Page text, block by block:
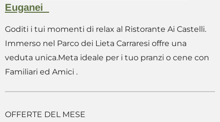
Euganei
Goditi i tui momenti di relax al Ristorante Ai Castelli.
Immerso nel Parco dei Lieta Carraresi offre una
veduta unica.Meta ideale per i tuo pranzi o cene con
Familiari ed Amici .
OFFERTE DEL MESE